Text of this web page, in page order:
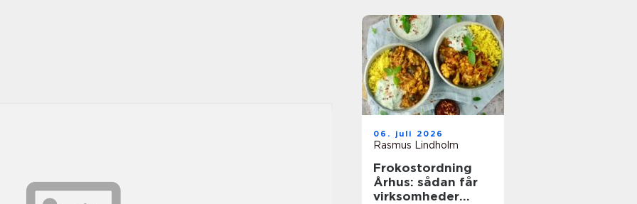
06. juli 2026
Rasmus Lindholm
Frokostordning
Århus: sådan får
virksomheder